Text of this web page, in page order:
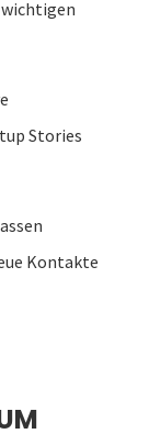
wichtigen
Stories
Kontakte